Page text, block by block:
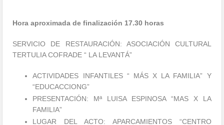
Hora aproximada de finalización 17.30 horas
SERVICIO DE RESTAURACIÓN: ASOCIACIÓN CULTURAL
TERTULIA COFRADE “ LA LEVANTÁ”
ACTIVIDADES INFANTILES “ MÁS X LA FAMILIA” Y
“EDUCACCIONG”
PRESENTACIÓN: Mª LUISA ESPINOSA “MAS X LA
FAMILIA”
LUGAR DEL ACTO: APARCAMIENTOS “CENTRO